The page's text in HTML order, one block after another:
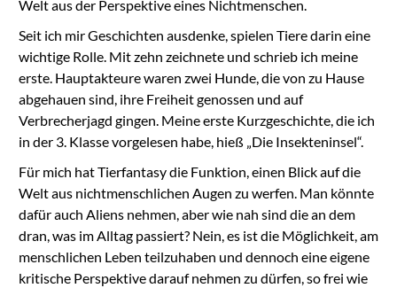
Welt aus der Perspektive eines Nichtmenschen.
Seit ich mir Geschichten ausdenke, spielen Tiere darin eine
wichtige Rolle. Mit zehn zeichnete und schrieb ich meine
erste. Hauptakteure waren zwei Hunde, die von zu Hause
abgehauen sind, ihre Freiheit genossen und auf
Verbrecherjagd gingen. Meine erste Kurzgeschichte, die ich
in der 3. Klasse vorgelesen habe, hieß „Die Insekteninsel“.
Für mich hat Tierfantasy die Funktion, einen Blick auf die
Welt aus nichtmenschlichen Augen zu werfen. Man könnte
dafür auch Aliens nehmen, aber wie nah sind die an dem
dran, was im Alltag passiert? Nein, es ist die Möglichkeit, am
menschlichen Leben teilzuhaben und dennoch eine eigene
kritische Perspektive darauf nehmen zu dürfen, so frei wie